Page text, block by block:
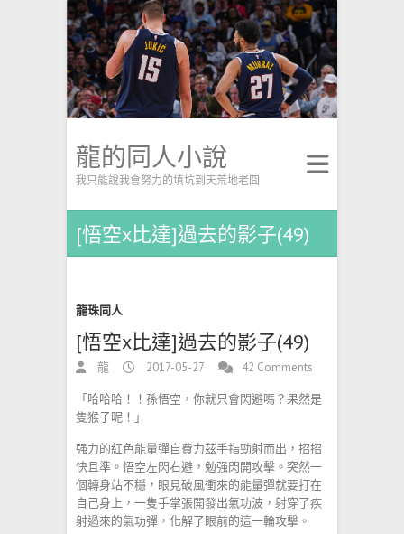
龍的同人小說
我只能說我會努力的填坑到天荒地老囧
[悟空x比達]過去的影子(49)
龍珠同人
[悟空x比達]過去的影子(49)
龍 2017-05-27 42 Comments
「哈哈哈！！孫悟空，你就只會閃避嗎？果然是
隻猴子呢！」
强力的紅色能量彈自費力茲手指勁射而出，招招
快且準。悟空左閃右避，勉强閃開攻擊。突然一
個轉身站不穩，眼見破風衝來的能量彈就要打在
自己身上，一隻手掌張開發出氣功波，射穿了疾
射過來的氣功彈，化解了眼前的這一輪攻擊。